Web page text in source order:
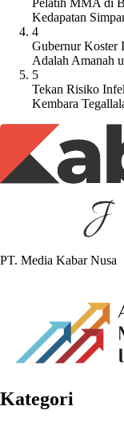
Pelatih MMA di
Kedapatan
4
Gubernur Koster
Adalah Amanah
5
Tekan Risiko
Kembara
PT. Media Kabar Nusa
Kategori